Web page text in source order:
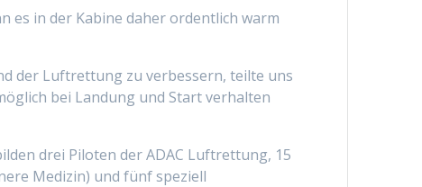
es in der Kabine daher ordentlich warm
der Luftrettung zu verbessern, teilte uns
bei Landung und Start verhalten
drei Piloten der ADAC Luftrettung, 15
Medizin) und fünf speziell